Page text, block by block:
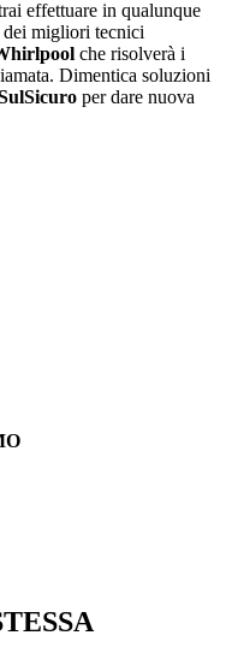
effettuare in qualunque
migliori tecnici
che risolverà i
Dimentica soluzioni
per dare nuova